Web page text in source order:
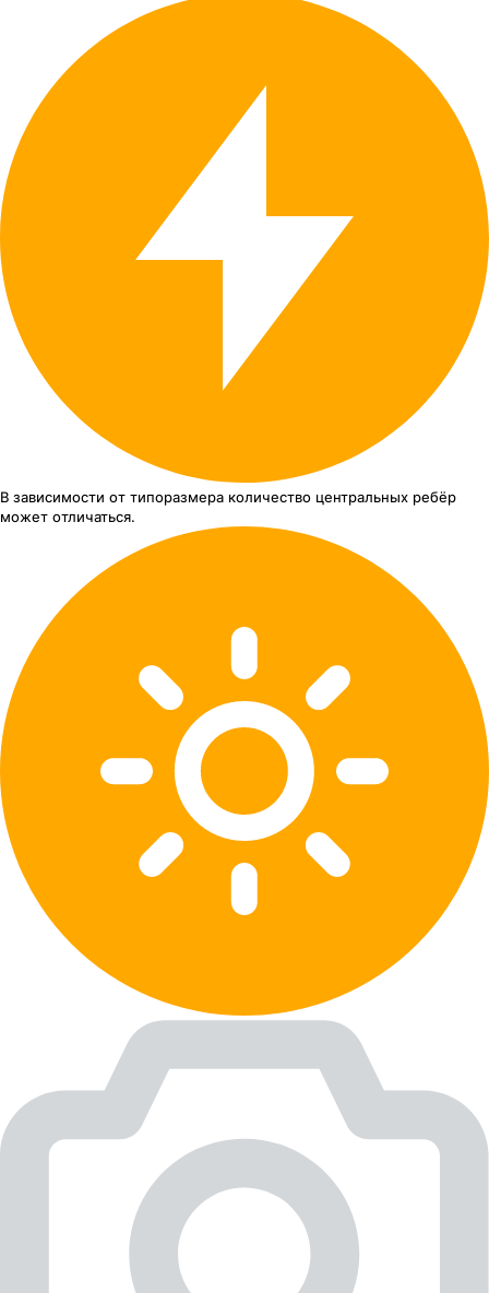
В зависимости от типоразмера количество центральных ребёр
может отличаться.